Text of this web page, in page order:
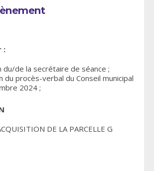
:
du/de la secrétaire de séance ;
du procès-verbal du Conseil municipal
2024 ;
DE LA PARCELLE G